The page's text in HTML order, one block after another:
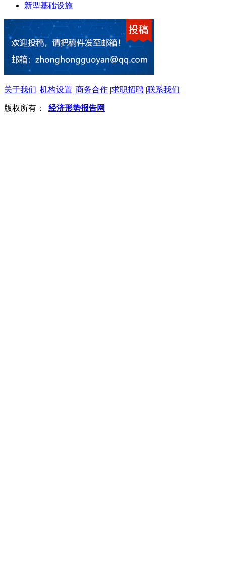
新型基础设施
关于我们 |机构设置 |商务合作 |求职招聘 |联系我们
版权所有： 经济形势报告网